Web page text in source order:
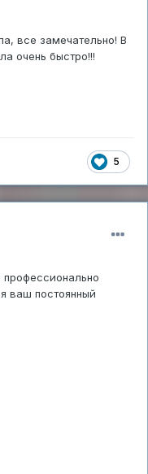
все замечательно! В
очень быстро!!!
5
ваш постоянный